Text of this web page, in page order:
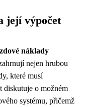
její výpočet
náklady
nejen hrubou
které musí
diskutuje o možném
systému, přičemž